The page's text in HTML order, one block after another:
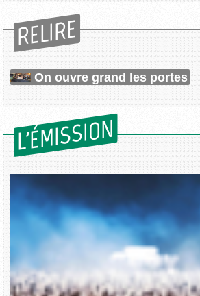
RELIRE
On ouvre grand les portes
L'ÉMISSION